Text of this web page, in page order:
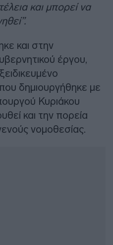
και μπορεί να
και στην
έργου,
δημιουργήθηκε με
Κυριάκου
και την πορεία
νομοθεσίας.